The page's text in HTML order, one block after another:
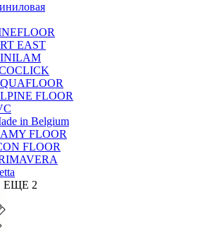
EAST
FLOOR
in Belgium
FLOOR
FLOOR
ЕЩЕ 2